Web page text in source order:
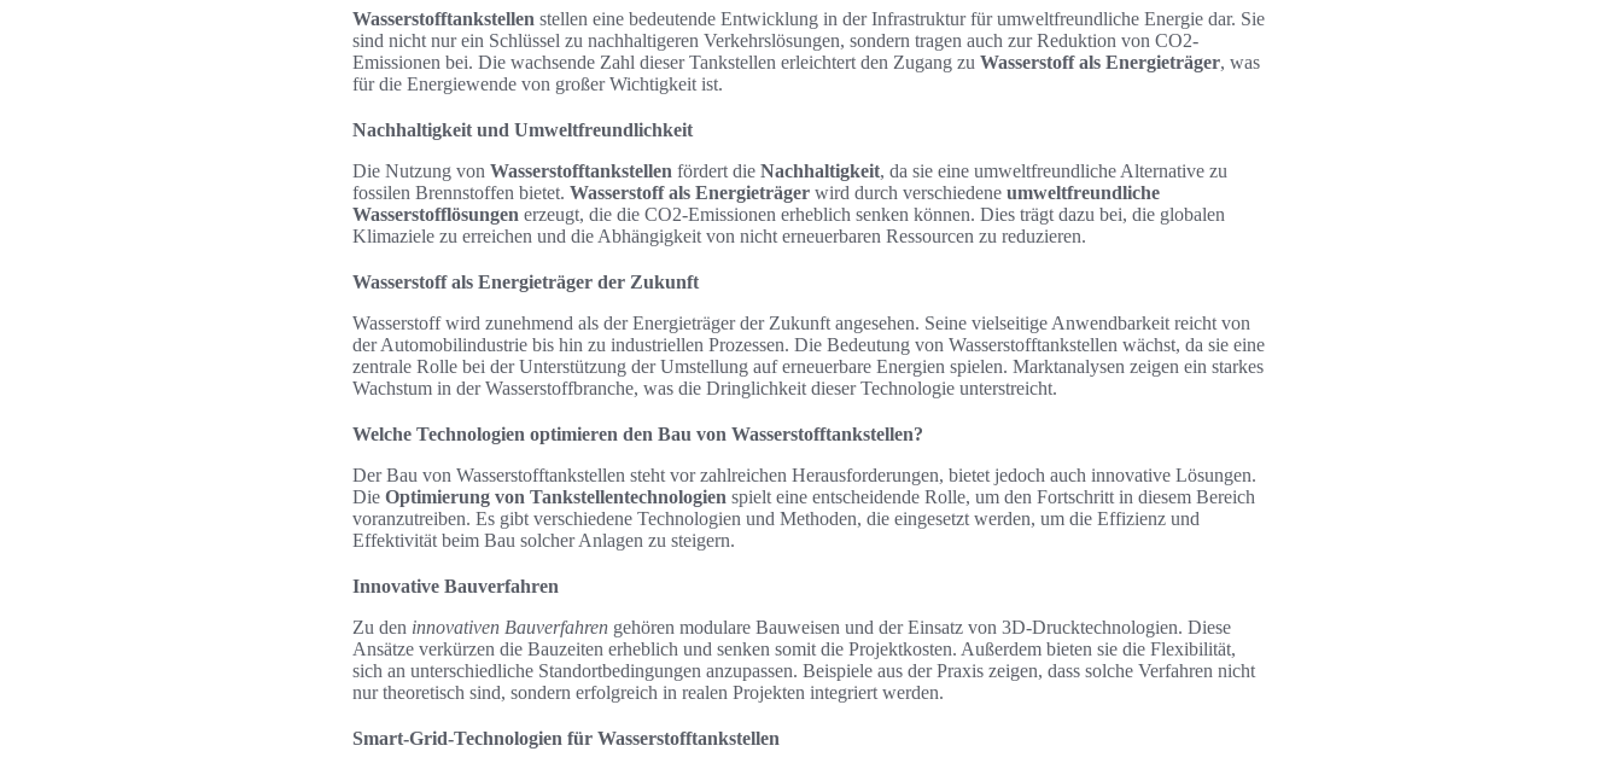
Wasserstofftankstellen stellen eine bedeutende Entwicklung in der Infrastruktur für umweltfreundliche Energie dar. Sie
sind nicht nur ein Schlüssel zu nachhaltigeren Verkehrslösungen, sondern tragen auch zur Reduktion von CO2-
Emissionen bei. Die wachsende Zahl dieser Tankstellen erleichtert den Zugang zu Wasserstoff als Energieträger, was
für die Energiewende von großer Wichtigkeit ist.
Nachhaltigkeit und Umweltfreundlichkeit
Die Nutzung von Wasserstofftankstellen fördert die Nachhaltigkeit, da sie eine umweltfreundliche Alternative zu
fossilen Brennstoffen bietet. Wasserstoff als Energieträger wird durch verschiedene umweltfreundliche
Wasserstofflösungen erzeugt, die die CO2-Emissionen erheblich senken können. Dies trägt dazu bei, die globalen
Klimaziele zu erreichen und die Abhängigkeit von nicht erneuerbaren Ressourcen zu reduzieren.
Wasserstoff als Energieträger der Zukunft
Wasserstoff wird zunehmend als der Energieträger der Zukunft angesehen. Seine vielseitige Anwendbarkeit reicht von
der Automobilindustrie bis hin zu industriellen Prozessen. Die Bedeutung von Wasserstofftankstellen wächst, da sie eine
zentrale Rolle bei der Unterstützung der Umstellung auf erneuerbare Energien spielen. Marktanalysen zeigen ein starkes
Wachstum in der Wasserstoffbranche, was die Dringlichkeit dieser Technologie unterstreicht.
Welche Technologien optimieren den Bau von Wasserstofftankstellen?
Der Bau von Wasserstofftankstellen steht vor zahlreichen Herausforderungen, bietet jedoch auch innovative Lösungen.
Die Optimierung von Tankstellentechnologien spielt eine entscheidende Rolle, um den Fortschritt in diesem Bereich
voranzutreiben. Es gibt verschiedene Technologien und Methoden, die eingesetzt werden, um die Effizienz und
Effektivität beim Bau solcher Anlagen zu steigern.
Innovative Bauverfahren
Zu den innovativen Bauverfahren gehören modulare Bauweisen und der Einsatz von 3D-Drucktechnologien. Diese
Ansätze verkürzen die Bauzeiten erheblich und senken somit die Projektkosten. Außerdem bieten sie die Flexibilität,
sich an unterschiedliche Standortbedingungen anzupassen. Beispiele aus der Praxis zeigen, dass solche Verfahren nicht
nur theoretisch sind, sondern erfolgreich in realen Projekten integriert werden.
Smart-Grid-Technologien für Wasserstofftankstellen